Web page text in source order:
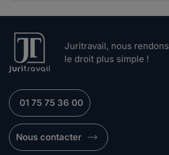
Juritravail, nous rendons
le droit plus simple !
01 75 75 36 00
Nous contacter